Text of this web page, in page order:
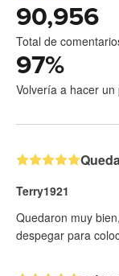
90,956
Total de
97%
Volvería a hacer un
Terry1921
Quedaron muy
despegar para